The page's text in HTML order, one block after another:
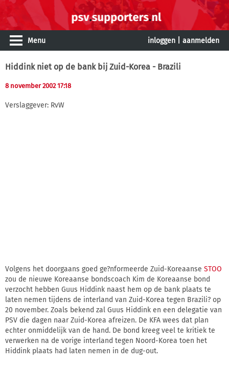
Menu inloggen aanmelden
Hiddink niet op de bank bij Zuid-Korea - Brazili
8 november 2002 17:18
Verslaggever: RvW
Volgens het doorgaans goed ge?nformeerde Zuid-Koreaanse STOO
zou de nieuwe Koreaanse bondscoach Kim de Koreaanse bond
verzocht hebben Guus Hiddink naast hem op de bank plaats te
laten nemen tijdens de interland van Zuid-Korea tegen Brazili? op
20 november. Zoals bekend zal Guus Hiddink en een delegatie van
PSV die dagen naar Zuid-Korea afreizen. De KFA wees dat plan
echter onmiddelijk van de hand. De bond kreeg veel te kritiek te
verwerken na de vorige interland tegen Noord-Korea toen het
Hiddink plaats had laten nemen in de dug-out.